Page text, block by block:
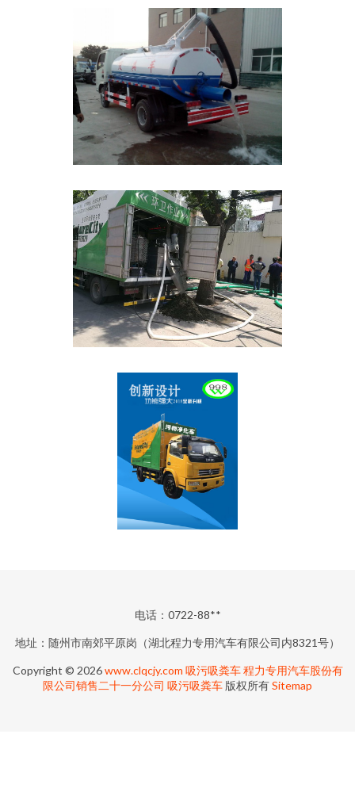
电话：0722-88**
地址：随州市南郊平原岗（湖北程力专用汽车有限公司内8321号）
Copyright © 2026www.clqcjy.com 吸污吸粪车 程力专用汽车股份有
限公司销售二十一分公司 吸污吸粪车 版权所有Sitemap